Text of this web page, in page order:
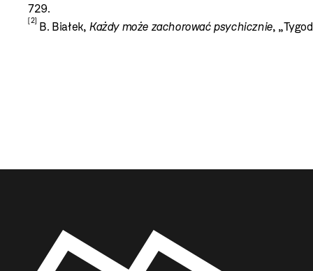
729.
[2]
B. Białek, Każdy może zachorować psychicznie,